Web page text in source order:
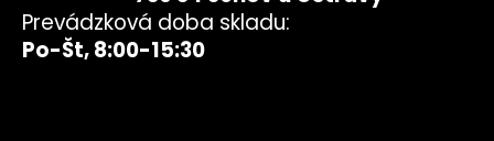
Prevádzková doba skladu:
Po-Št, 8:00-15:30